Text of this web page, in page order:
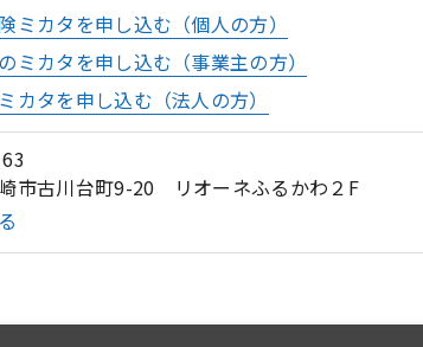
ミカタを申し込む（個人の方）
ミカタを申し込む（事業主の方）
カタを申し込む（法人の方）
市古川台町9-20 リオーネふるかわ２F